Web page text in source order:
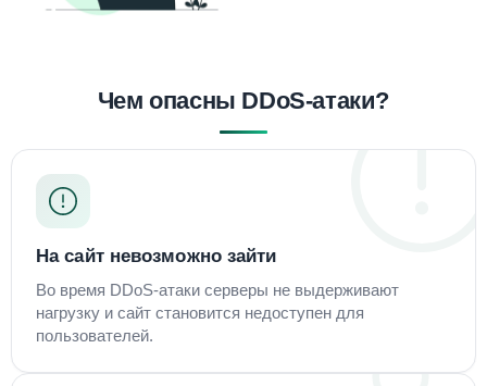
Чем опасны DDoS-атаки?
На сайт невозможно зайти
Во время DDoS-атаки серверы не выдерживают
нагрузку и сайт становится недоступен для
пользователей.